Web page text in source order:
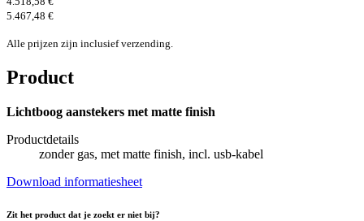
5.467,48 €
Alle prijzen zijn inclusief verzending.
Product
Lichtboog aanstekers met matte finish
Productdetails
zonder gas, met matte finish, incl. usb-kabel
Download informatiesheet
Zit het product dat je zoekt er niet bij?